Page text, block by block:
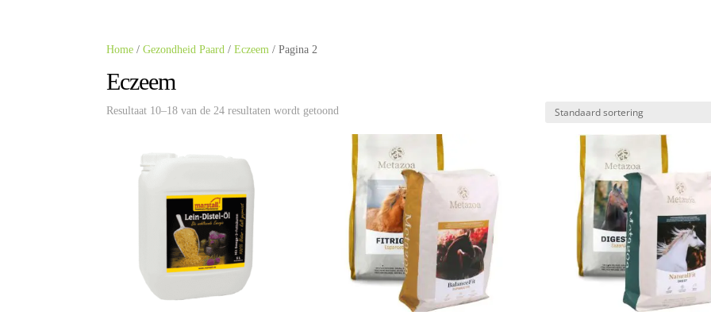
Home /Gezondheid Paard /Eczeem / Pagina 2
Eczeem
Resultaat 10–18 van de 24 resultaten wordt getoond